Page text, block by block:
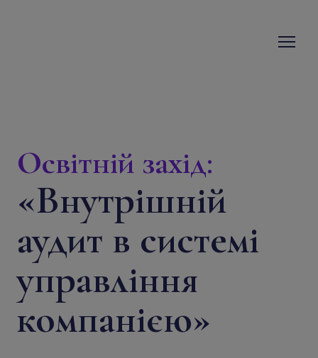
Освітній захід:
«Внутрішній
аудит в системі
управління
компанією»